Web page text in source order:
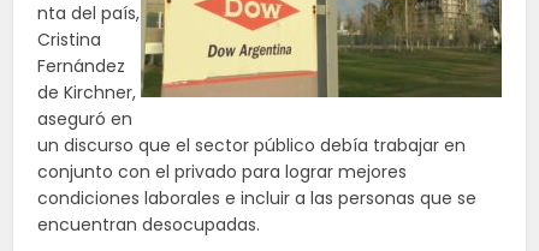
nta del país,
Cristina
Fernández
de Kirchner,
aseguró en
un discurso que el sector público debía trabajar en
conjunto con el privado para lograr mejores
condiciones laborales e incluir a las personas que se
encuentran desocupadas.